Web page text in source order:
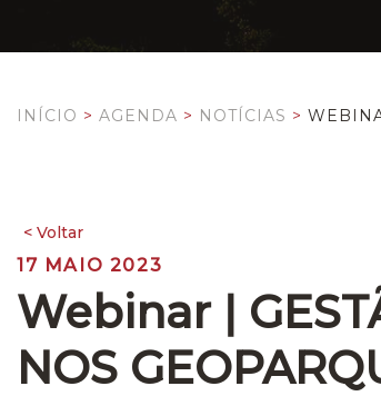
INÍCIO > AGENDA > NOTÍCIAS >
17 MAIO 2023
Webinar ǀ
NOS